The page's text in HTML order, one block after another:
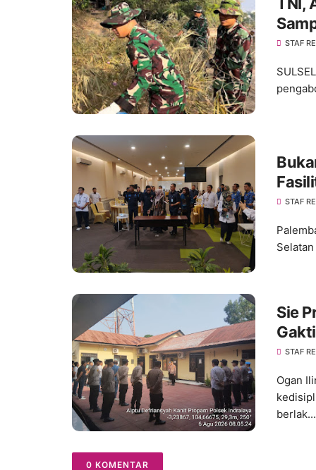
STAF
STAF
Sie
STAF
Ogan
berlak...
0 KOMENTAR